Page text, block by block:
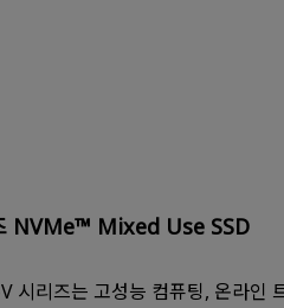
NVMe™ Mixed Use SSD
시리즈는 고성능 컴퓨팅, 온라인